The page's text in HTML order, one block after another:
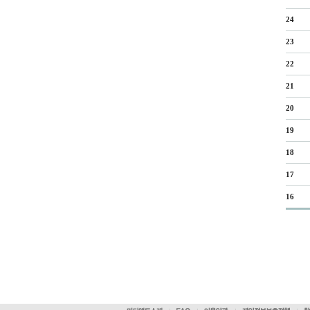
24
23
22
21
20
19
18
17
16